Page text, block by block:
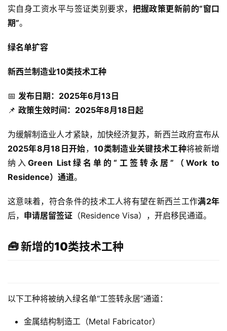
实自身工资水平与签证类别要求， 把握政策更新前的“窗口
期”。
绿名单扩容
新西兰制造业10类技术工种
📅 发布日期：2025年6月13日
📌 政策生效时间：2025年8月18日起
为缓解制造业人才紧缺，加快经济复苏，新西兰政府宣布从
2025年8月18日开始，10类制造业关键技术工种将被新增
纳入Green List绿名单的“工签转永居”（Work to
Residence）通道。
这意味着，符合条件的技术工人将有望在新西兰工作满2年
后， 申请居留签证 （Residence Visa），开启移民通道。
🧰 新增的10类技术工种
以下工种将被纳入绿名单“工签转永居”通道：
金属结构制造工（Metal Fabricator）